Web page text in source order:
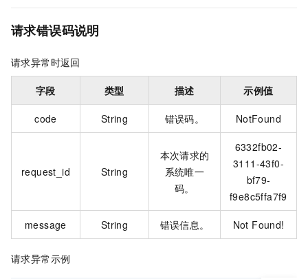
请求错误码说明
请求异常时返回
字段 类型 描述 示例值
code String 错误码。 NotFound
request_id String
本次请求的
系统唯一
码。
6332fb02-
3111-43f0-
bf79-
f9e8c5ffa7f9
message String 错误信息。 Not Found!
请求异常示例